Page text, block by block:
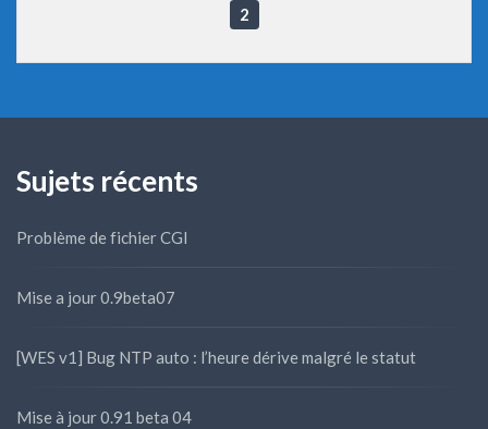
2
Sujets récents
Problème de fichier CGI
Mise a jour 0.9beta07
[WES v1] Bug NTP auto : l’heure dérive malgré le statut
Mise à jour 0.91 beta 04